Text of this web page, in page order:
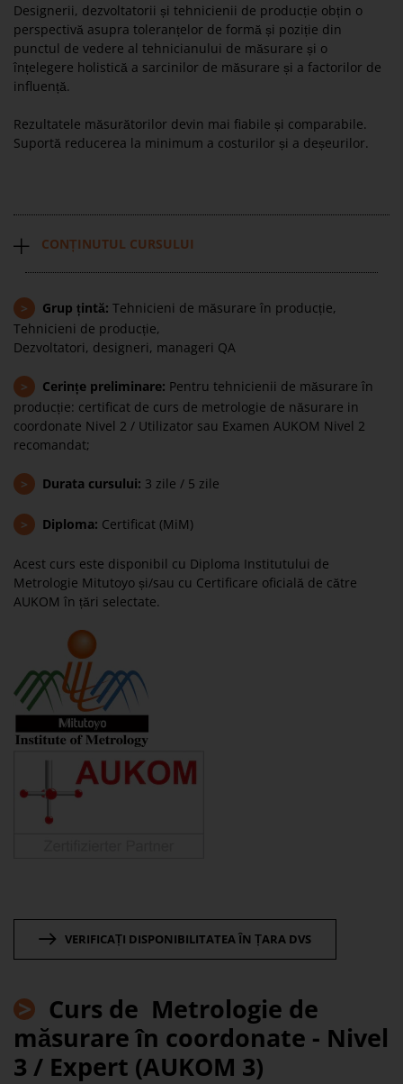
Designerii, dezvoltatorii și tehnicienii de producție obțin o
perspectivă asupra toleranțelor de formă și poziție din
punctul de vedere al tehnicianului de măsurare și o
înțelegere holistică a sarcinilor de măsurare și a factorilor de
influență.
Rezultatele măsurătorilor devin mai fiabile și comparabile.
Suportă reducerea la minimum a costurilor și a deșeurilor.
CONȚINUTUL CURSULUI
> Grup țintă: Tehnicieni de măsurare în producție,
Tehnicieni de producție,
Dezvoltatori, designeri, manageri QA
> Cerințe preliminare: Pentru tehnicienii de măsurare în
producție: certificat de curs de metrologie de năsurare in
coordonate Nivel 2 / Utilizator sau Examen AUKOM Nivel 2
recomandat;
> Durata cursului: 3 zile / 5 zile
> Diploma: Certificat (MiM)
Acest curs este disponibil cu Diploma Institutului de
Metrologie Mitutoyo și/sau cu Certificare oficială de către
AUKOM în țări selectate.
VERIFICAȚI DISPONIBILITATEA ÎN ȚARA DVS
> Curs de Metrologie de
măsurare în coordonate - Nivel
3 / Expert (AUKOM 3)